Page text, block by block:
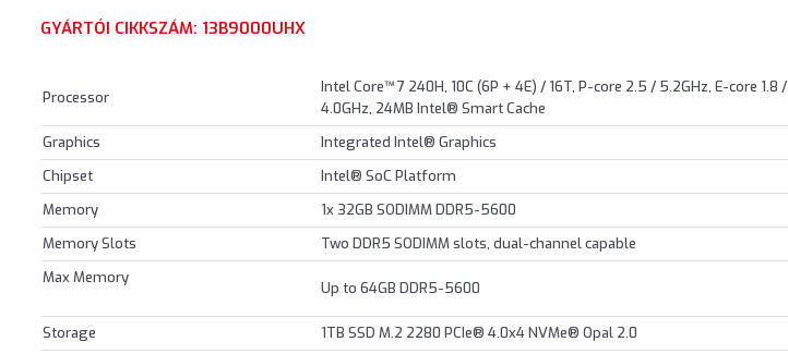
GYÁRTÓI CIKKSZÁM: 13B9000UHX
Processor
Intel Core™ 7 240H, 10C (6P + 4E) / 16T, P-core 2.5 / 5.2GHz, E-core 1.8 /
4.0GHz, 24MB Intel® Smart Cache
Graphics
Integrated Intel® Graphics
Chipset
Intel® SoC Platform
Memory
1x 32GB SODIMM DDR5-5600
Memory Slots
Two DDR5 SODIMM slots, dual-channel capable
Max Memory
Up to 64GB DDR5-5600
Storage
1TB SSD M.2 2280 PCIe® 4.0x4 NVMe® Opal 2.0